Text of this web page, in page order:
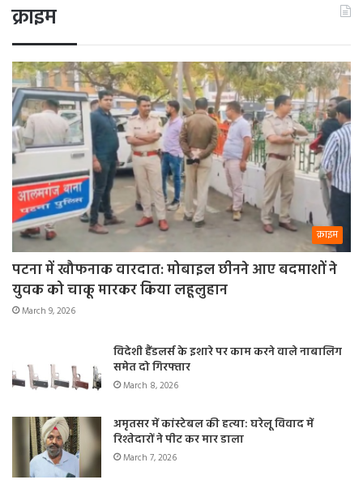
क्राइम
क्राइम
पटना में खौफनाक वारदात: मोबाइल छीनने आए बदमाशों ने
युवक को चाकू मारकर किया लहूलुहान
March 9, 2026
विदेशी हैंडलर्स के इशारे पर काम करने वाले नाबालिग
समेत दो गिरफ्तार
March 8, 2026
अमृतसर में कांस्टेबल की हत्या: घरेलू विवाद में
रिश्तेदारों ने पीट कर मार डाला
March 7, 2026